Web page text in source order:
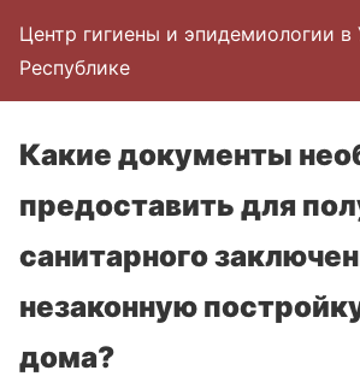
Центр гигиены и эпидемиологии в
Республике
Какие документы
предоставить для
санитарного
незаконную
дома?